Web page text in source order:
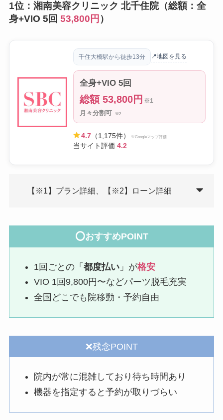
1位：湘南美容クリニック 北千住院（総額：全
身+VIO 5回 53,800円 ）
千住大橋駅から徒歩13分 📍地図を見る
全身+VIO 5回
総額 53,800円 ※1
月々分割可 ※2
4.7（1,175件） ※Googleマップ評価
当サイト評価 4.2
【※1】プラン詳細、【※2】ローン詳細
⭕おすすめPOINT
1回ごとの「都度払い 」が格安
VIO 1回9,800円〜などパーツ脱毛充実
全国どこでも院移動・予約自由
❌残念POINT
院内が常に混雑しており待ち時間あり
機器を指定すると予約が取りづらい